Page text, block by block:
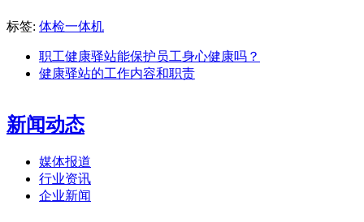
标签: 体检一体机
职工健康驿站能保护员工身心健康吗？
健康驿站的工作内容和职责
新闻动态
媒体报道
行业资讯
企业新闻